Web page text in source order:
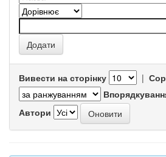
Вивести на сторінку |
Автори